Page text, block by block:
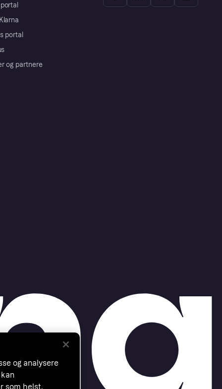
portal
og partnere
og analysere
som helst.